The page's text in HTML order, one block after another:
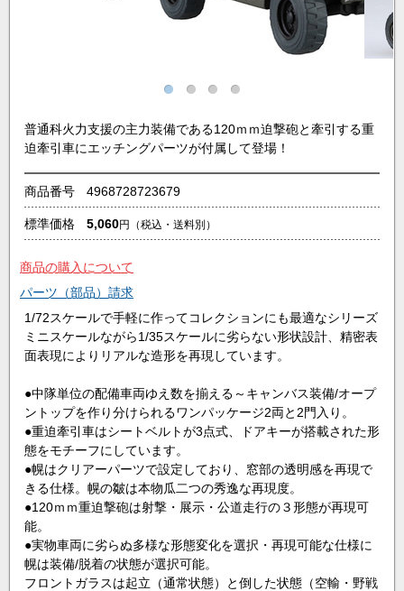
普通科火力支援の主力装備である120ｍｍ迫撃砲と牽引する重
迫牽引車にエッチングパーツが付属して登場！
商品番号 4968728723679
標準価格 5,060円 （税込・送料別）
商品の購入について
パーツ（部品）請求
1/72スケールで手軽に作ってコレクションにも最適なシリーズ
ミニスケールながら1/35スケールに劣らない形状設計、精密表
面表現によりリアルな造形を再現しています。
●中隊単位の配備車両ゆえ数を揃える～キャンバス装備/オープ
ントップを作り分けられるワンパッケージ2両と2門入り。
●重迫牽引車はシートベルトが3点式、ドアキーが搭載された形
態をモチーフにしています。
●幌はクリアーパーツで設定しており、窓部の透明感を再現で
きる仕様。幌の皺は本物瓜二つの秀逸な再現度。
●120ｍｍ重迫撃砲は射撃・展示・公道走行の３形態が再現可
能。
●実物車両に劣らぬ多様な形態変化を選択・再現可能な仕様に
幌は装備/脱着の状態が選択可能。
フロントガラスは起立（通常状態）と倒した状態（空輸・野戦